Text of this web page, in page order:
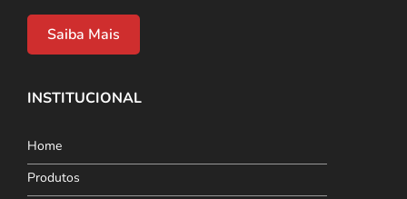
Saiba Mais
INSTITUCIONAL
Home
Produtos